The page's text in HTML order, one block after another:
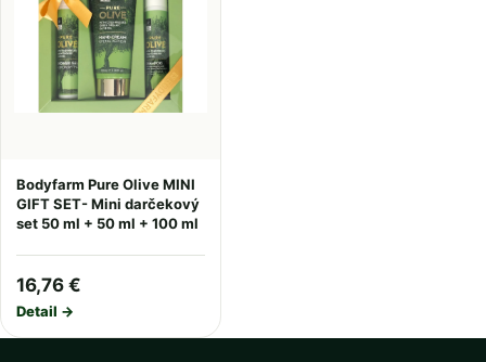
Bodyfarm Pure Olive MINI
GIFT SET- Mini darčekový
set 50 ml + 50 ml + 100 ml
16,76 €
Detail →